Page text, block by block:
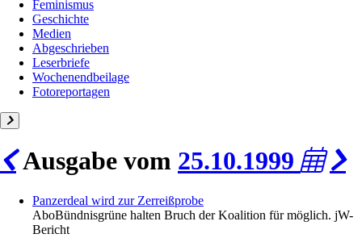
Feminismus
Geschichte
Medien
Abgeschrieben
Leserbriefe
Wochenendbeilage
Fotoreportagen
Ausgabe vom 25.10.1999
Panzerdeal wird zur Zerreißprobe
AboBündnisgrüne halten Bruch der Koalition für möglich. jW-
Bericht